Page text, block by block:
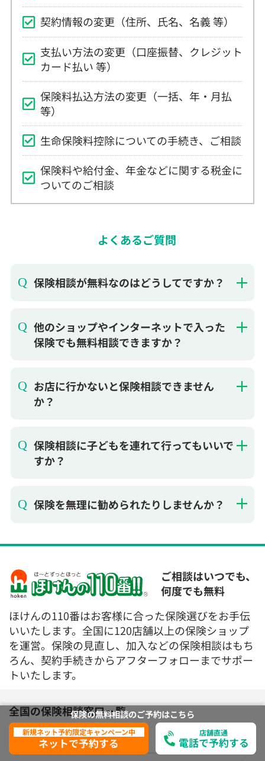
支払い方法の変更（口座振替、クレジット
カード払い 等）
保険料払込方法の変更（一括、年・月払
等）
生命保険料控除についての手続き、ご相談
保険料や給付金、年金などに関する税金に
ついてのご相談
ご相談はいつでも、
ほけんの110番はお客様に合った保険選びをお手伝
を運営。保険の見直し、加入などの保険相談はもち
ろん、契約手続きからアフターフォローまでサポー
トいたします。
全国の保険相談窓口一覧
北海道・東北
関東
保険の無料相談のご予約はこちら
新規ネット予約限定キャンペーン中
ネットで予約する
店舗直通
電話で予約する